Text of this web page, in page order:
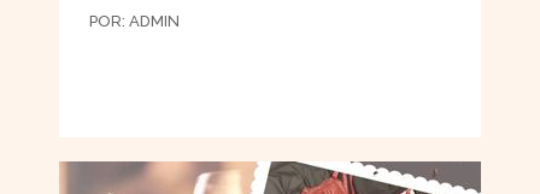
POR: ADMIN